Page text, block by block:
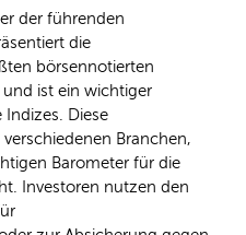
der führenden
die
börsennotierten
ist ein wichtiger
Indizes. Diese
Branchen,
Barometer für die
Investoren nutzen den